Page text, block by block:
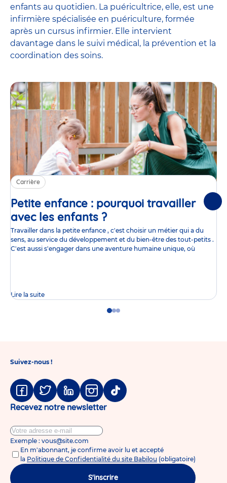
enfants au quotidien. La puéricultrice, elle, est une
infirmière spécialisée en puériculture, formée
après un cursus infirmier. Elle intervient
davantage dans le suivi médical, la prévention et la
coordination des soins.
Carrière
Petite enfance : pourquoi travailler
avec les enfants ?Article
Travailler dans la petite enfance , c'est choisir un métier qui a du
sens, au service du développement et du bien-être des tout-petits .
C'est aussi s'engager dans une aventure humaine unique, où
Lire la suite
GoGoGo
Suivez-nous !
Facebook
TwitterLinkedinInstagram
Tiktok
Recevez notre newsletter
Exemple : vous@site.com
En m'abonnant, je confirme avoir lu et accepté
la Politique de Confidentialité du site Babilou (obligatoire)
S'inscrire